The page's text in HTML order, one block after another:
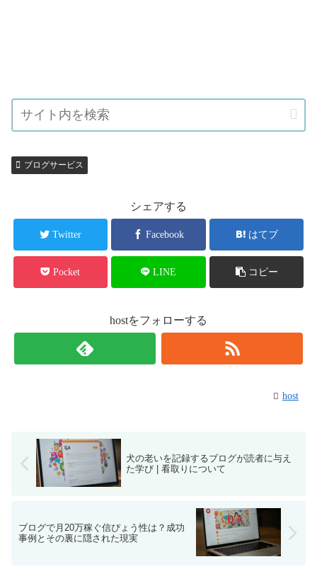
ブログサービス
シェアする
Twitter Facebook はてブ
Pocket LINE コピー
hostをフォローする
host
犬の老いを記録するブログが読者に与え
た学び | 看取りについて
ブログで月20万稼ぐ信ぴょう性は？成功
事例とその裏に隠された現実